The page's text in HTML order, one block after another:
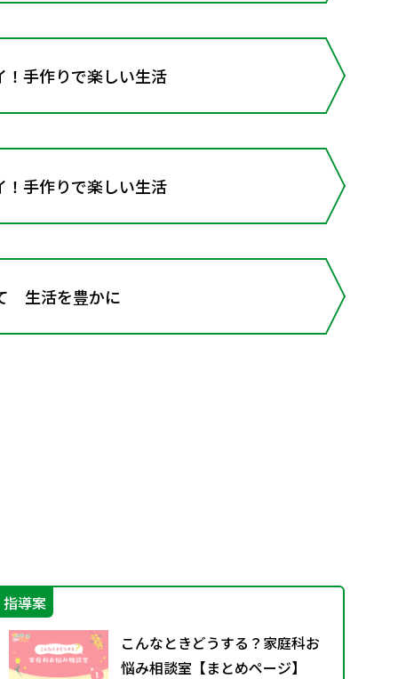
！手作りで楽しい生活
！手作りで楽しい生活
生活を豊かに
指導案
こんなときどうする？家庭科お
悩み相談室【まとめページ】